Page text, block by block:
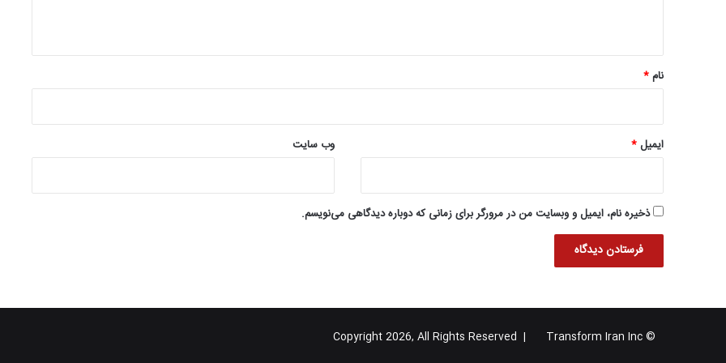
نام*
ایمیل * وب‌ سایت
ذخیره نام، ایمیل و وبسایت من در مرورگر برای زمانی که دوباره دیدگاهی می‌نویسم.
© Copyright 2026, All Rights Reserved |
Transform Iran Inc